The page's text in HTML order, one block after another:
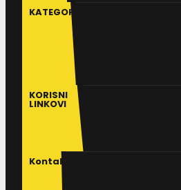
KATEGORIJE
KORISNI
LINKOVI
Kontakt